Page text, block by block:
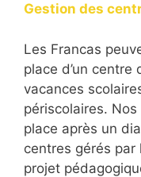
Gestion des
Les Francas
place d’un
vacances
périscolaires.
place après un
centres gérés par
projet